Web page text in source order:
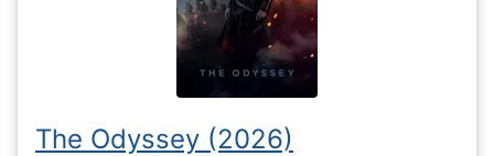
The Odyssey (2026)